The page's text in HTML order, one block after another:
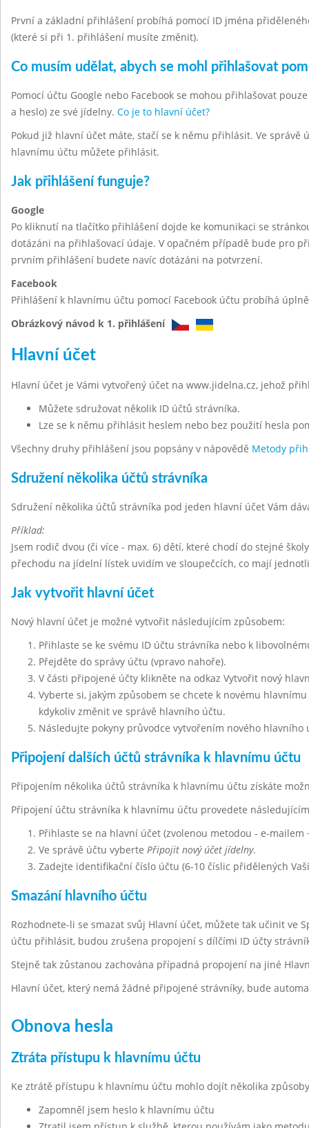
První a základní přihlášení probíhá pomocí ID jména
(které si při 1. přihlášení musíte změnit).
Co musím udělat, abych se mohl přihlašovat
Pomocí účtu Google nebo Facebook se mohou přihlašovat
a heslo) ze své jídelny. Co je to hlavní účet?
Pokud již hlavní účet máte, stačí se k němu přihlásit. Ve
hlavnímu účtu můžete přihlásit.
Jak přihlášení funguje?
Google
Po kliknutí na tlačítko přihlášení dojde ke komunikaci se
dotázáni na přihlašovací údaje. V opačném případě bude pro
prvním přihlášení budete navíc dotázáni na potvrzení.
Facebook
Přihlášení k hlavnímu účtu pomocí Facebook účtu probíhá
Obrázkový návod k 1. přihlášení
Hlavní účet
Hlavní účet je Vámi vytvořený účet na www.jidelna.cz, jehož
Můžete sdružovat několik ID účtů strávníka.
Lze se k němu přihlásit heslem nebo bez použití hesla
Všechny druhy přihlášení jsou popsány v nápovědě Metody
Sdružení několika účtů strávníka
Sdružení několika účtů strávníka pod jeden hlavní účet Vám
Příklad:
Jsem rodič dvou (či více - max. 6) dětí, které chodí do stejné
přechodu na jídelní lístek uvidím ve sloupečcích, co mají
Jak vytvořit hlavní účet
Nový hlavní účet je možné vytvořit následujícím způsobem:
Přihlaste se ke svému ID účtu strávníka nebo k
Přejděte do správy účtu (vpravo nahoře).
V části připojené účty klikněte na odkaz Vytvořit nový
Vyberte si, jakým způsobem se chcete k novému
kdykoliv změnit ve správě hlavního účtu.
Následujte pokyny průvodce vytvořením nového hlavního
Připojení dalších účtů strávníka k hlavnímu účtu
Připojením několika účtů strávníka k hlavnímu účtu získáte
Připojení účtu strávníka k hlavnímu účtu provedete
Přihlaste se na hlavní účet (zvolenou metodou - e-mailem
Ve správě účtu vyberte Připojit nový účet jídelny.
Zadejte identifikační číslo účtu (6-10 číslic přidělených
Smazání hlavního účtu
Rozhodnete-li se smazat svůj Hlavní účet, můžete tak učinit ve
účtu přihlásit, budou zrušena propojení s dílčími ID účty
Stejně tak zůstanou zachována případná propojení na jiné
Hlavní účet, který nemá žádné připojené strávníky, bude
Obnova hesla
Ztráta přístupu k hlavnímu účtu
Ke ztrátě přístupu k hlavnímu účtu mohlo dojít několika
Zapomněl jsem heslo k hlavnímu účtu